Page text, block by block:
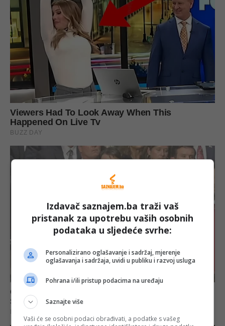
Izdavač saznajem.ba traži vaš
pristanak za upotrebu vaših osobnih
podataka u sljedeće svrhe:
Personalizirano oglašavanje i sadržaj, mjerenje
oglašavanja i sadržaja, uvidi u publiku i razvoj usluga
Pohrana i/ili pristup podacima na uređaju
Saznajte više
Vaši će se osobni podaci obrađivati, a podatke s vašeg